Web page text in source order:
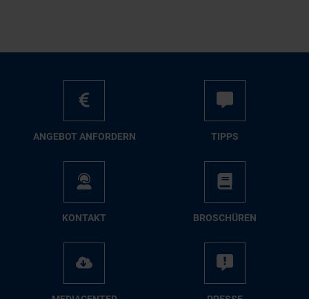
AN­GE­BOT AN­FOR­DERN TIPPS
KON­TAKT BRO­SCHÜ­REN